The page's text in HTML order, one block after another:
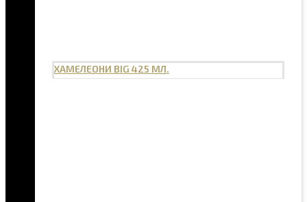
ХАМЕЛЕОНИ BIG 425 МЛ.